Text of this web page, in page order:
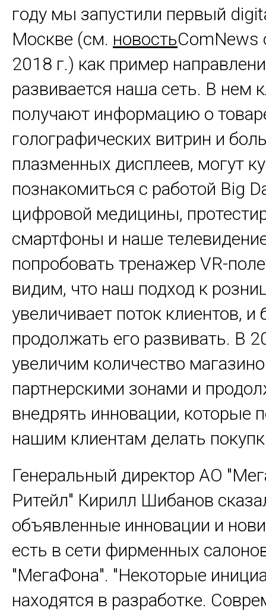
году мы запустили первый
Москве (см. новостьComNews
2018 г.) как пример
развивается наша сеть. В нем
получают информацию о
голографических витрин и
плазменных дисплеев, могут
познакомиться с работой Big
цифровой медицины,
смартфоны и наше
попробовать тренажер VR-
видим, что наш подход к
увеличивает поток клиентов, и
продолжать его развивать. В
увеличим количество
партнерскими зонами и
внедрять инновации, которые
нашим клиентам делать
Генеральный директор АО
Ритейл" Кирилл Шибанов
объявленные инновации и
есть в сети фирменных
"МегаФона". "Некоторые
находятся в разработке.